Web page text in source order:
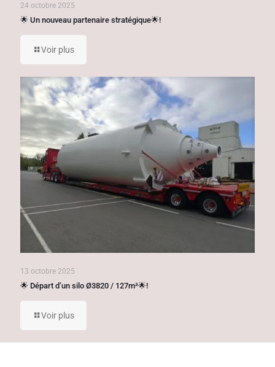
24 octobre 2025
🌟 Un nouveau partenaire stratégique🌟!
Voir plus
13 octobre 2025
🌟 Départ d’un silo Ø3820 / 127m³🌟!
Voir plus